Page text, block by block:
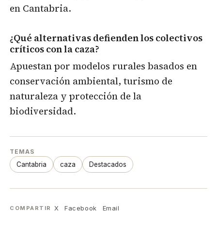
en Cantabria.
¿Qué alternativas defienden los colectivos
críticos con la caza?
Apuestan por modelos rurales basados en
conservación ambiental, turismo de
naturaleza y protección de la
biodiversidad.
TEMAS
Cantabria caza Destacados
COMPARTIR X Facebook Email